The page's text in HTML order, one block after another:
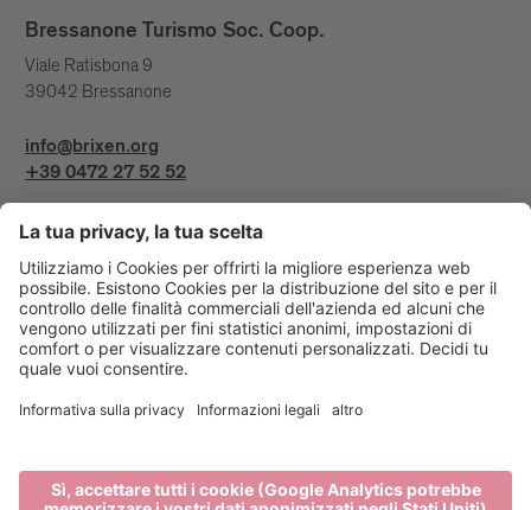
Bressanone Turismo Soc. Coop.
Viale Ratisbona 9
39042 Bressanone
info@brixen.org
+39 0472 27 52 52
Info & Service
Bressanone Turismo viene sostenuto da: